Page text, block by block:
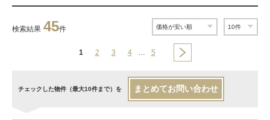
検索結果 45件
1 2 3 4 … 5
チェックした物件（最大10件まで）を まとめてお問い合わせ